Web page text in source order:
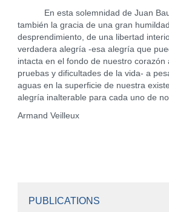
En esta solemnidad de Juan
también la gracia de una gran
desprendimiento, de una libertad
verdadera alegría -esa alegría que
intacta en el fondo de nuestro corazón
pruebas y dificultades de la vida- a
aguas en la superficie de nuestra
alegría inalterable para cada uno de
Armand Veilleux
PUBLICATIONS